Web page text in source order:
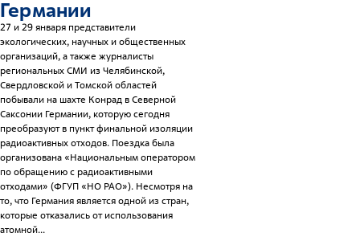
Германии
27 и 29 января представители
экологических, научных и общественных
организаций, а также журналисты
региональных СМИ из Челябинской,
Свердловской и Томской областей
побывали на шахте Конрад в Северной
Саксонии Германии, которую сегодня
преобразуют в пункт финальной изоляции
радиоактивных отходов. Поездка была
организована «Национальным оператором
по обращению с радиоактивными
отходами» (ФГУП «НО РАО»). Несмотря на
то, что Германия является одной из стран,
которые отказались от использования
атомной...